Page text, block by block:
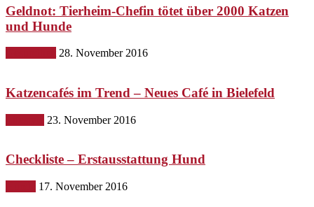
Geldnot: Tierheim-Chefin tötet über 2000 Katzen
und Hunde
28. November 2016
Katzencafés im Trend – Neues Café in Bielefeld
23. November 2016
Checkliste – Erstausstattung Hund
17. November 2016